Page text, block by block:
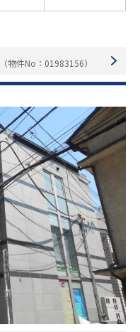
（物件No：01983156）